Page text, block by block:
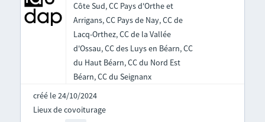
Côte Sud, CC Pays d'Orthe et
Arrigans, CC Pays de Nay, CC de
Lacq-Orthez, CC de la Vallée
d'Ossau, CC des Luys en Béarn, CC
du Haut Béarn, CC du Nord Est
Béarn, CC du Seignanx
créé le 24/10/2024
Lieux de covoiturage